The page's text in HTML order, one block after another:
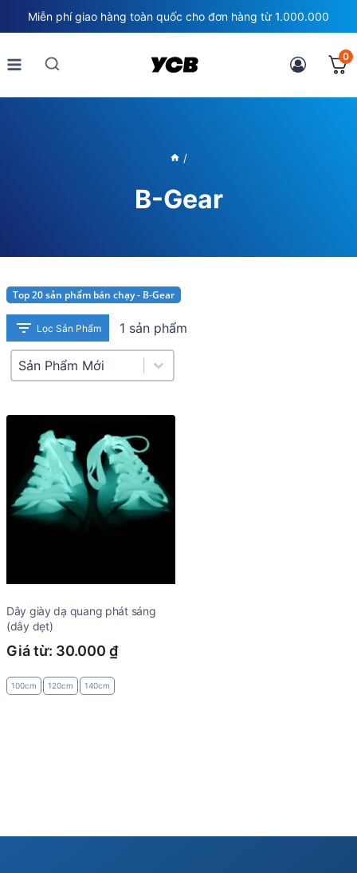
to
content
Miễn phí giao hàng toàn quốc cho đơn hàng từ 1.000.000
0
/
B-Gear
Top 20 sản phẩm bán chạy - B-Gear
Lọc Sản Phẩm 1 sản phẩm
Product Sort
Sort content
Dây giày dạ quang phát sáng
(dây dẹt)
Giá từ: 30.000 ₫
100cm 120cm 140cm